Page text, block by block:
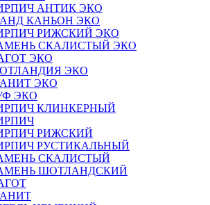
АНТИК ЭКО
КАНЬОН ЭКО
РИЖСКИЙ ЭКО
СКАЛИСТЫЙ ЭКО
ЭКО
ЭКО
ЭКО
ЭКО
КЛИНКЕРНЫЙ
РИЖСКИЙ
РУСТИКАЛЬНЫЙ
СКАЛИСТЫЙ
ШОТЛАНДСКИЙ